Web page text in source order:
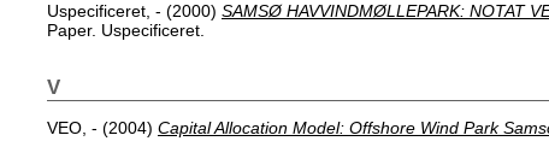
Uspecificeret, - (2000) SAMSØ HAVVINDMØLLEPARK: NOTAT
Paper. Uspecificeret.
V
VEO, - (2004) Capital Allocation Model: Offshore Wind Park